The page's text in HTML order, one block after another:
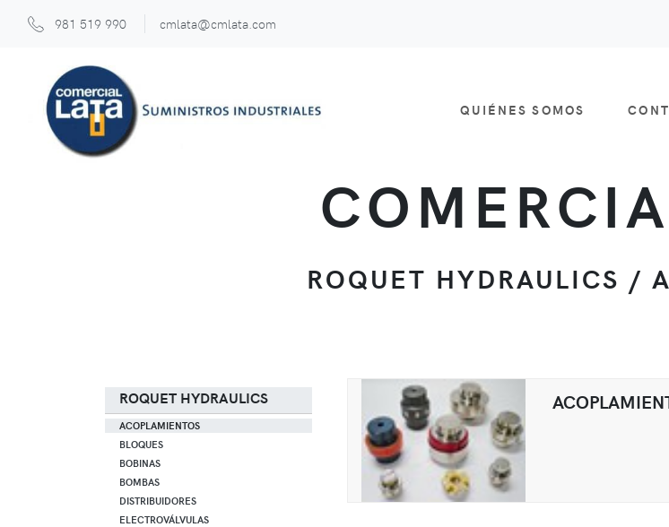
981 519 990 cmlata@cmlata.com
QUIÉNES SOMOS
ROQUET HYDRAULICS /
ROQUET HYDRAULICS
ACOPLAMIENTOS
BLOQUES
BOBINAS
BOMBAS
DISTRIBUIDORES
ELECTROVÁLVULAS